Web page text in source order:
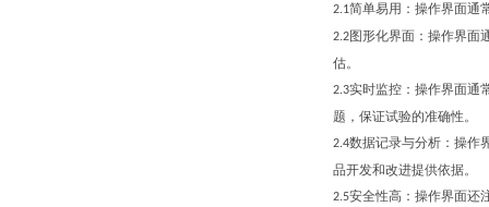
2.1简单易用：操作界面通
2.2图形化界面： 操作界面
估。
2.3实时监控：操作界面通
题，保证试验的准确性。
2.4数据记录与分析：操作
品开发和改进提供依据。
2.5安全性高：操作界面还